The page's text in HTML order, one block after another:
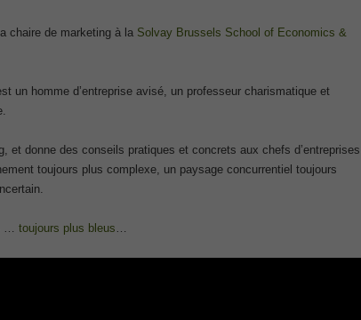
chaire de marketing à la Solvay Brussels School of Economics &
un homme d’entreprise avisé, un professeur charismatique et
et donne des conseils pratiques et concrets aux chefs d’entreprises
toujours plus complexe, un paysage concurrentiel toujours
… toujours plus bleus …